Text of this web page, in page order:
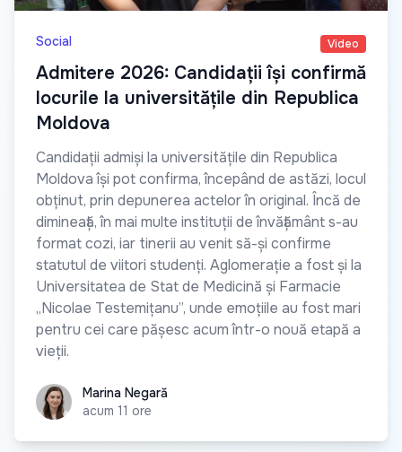
Social Video
Admitere 2026: Candidații își confirmă
locurile la universitățile din Republica
Moldova
Candidații admiși la universitățile din Republica
Moldova își pot confirma, începând de astăzi, locul
obținut, prin depunerea actelor în original. Încă de
dimineață, în mai multe instituții de învățământ s-au
format cozi, iar tinerii au venit să-și confirme
statutul de viitori studenți. Aglomerație a fost și la
Universitatea de Stat de Medicină și Farmacie
„Nicolae Testemițanu”, unde emoțiile au fost mari
pentru cei care pășesc acum într-o nouă etapă a
vieții.
Marina Negară
Marina Negară
acum 11 ore